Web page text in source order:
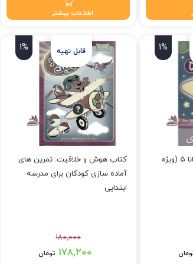
اطلاعات بیشتر
1%
کتاب بازی های فکری دانا ۵ (ویژه
1%
کتاب هوش و خلاقیت: تمرین های
آماده سازی کودکان برای مدرسه
ابتدایی
۱۸۰,۰۰۰
قیمت اصلی: ۱۸۰,۰۰۰ تومان بود.۱۷۸,۲۰۰ تومان